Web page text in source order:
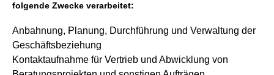
folgende Zwecke verarbeitet:
Anbahnung, Planung, Durchführung und Verwaltung der
Geschäftsbeziehung
Kontaktaufnahme für Vertrieb und Abwicklung von